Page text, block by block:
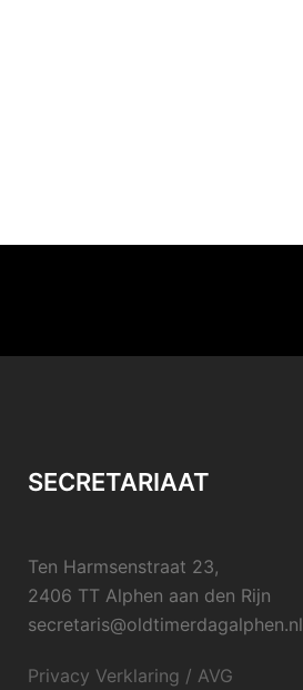
SECRETARIAAT
Ten Harmsenstraat 23,
2406 TT Alphen aan den Rijn
secretaris@oldtimerdagalphen.nl
Privacy Verklaring / AVG